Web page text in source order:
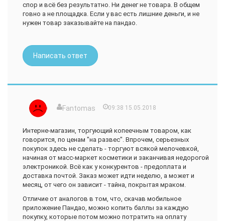
спор и всё без результатно. Ни денег не товара. В общем
говно а не площадка. Если у вас есть лишние деньги, и не
нужен товар заказывайте на пандао.
Написать ответ
Fantomas 09:38 15.05.2018
Интерне-магазин, торгующий копеечным товаром, как
говорится, по ценам "на развес". Впрочем, серьезных
покупок здесь не сделать - торгуют всякой мелочевкой,
начиная от масс-маркет косметики и заканчивая недорогой
электроникой. Всё как у конкурентов - предоплата и
доставка почтой. Заказ может идти неделю, а может и
месяц, от чего он зависит - тайна, покрытая мраком.
Отличие от аналогов в том, что, скачав мобильное
приложение Пандао, можно копить баллы за каждую
покупку, которые потом можно потратить на оплату